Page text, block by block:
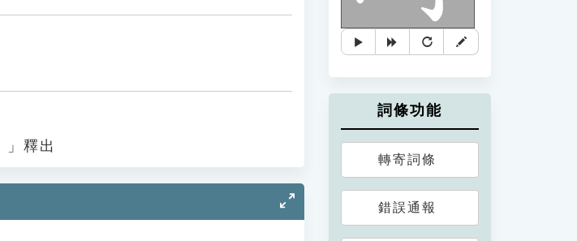
」釋出
詞條功能
轉寄詞條
錯誤通報